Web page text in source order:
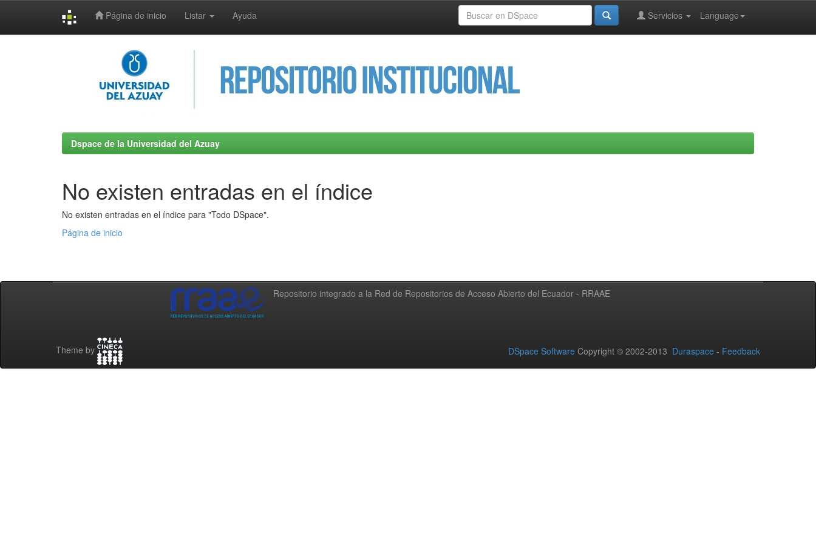
Página de inicio Listar Ayuda Language
Servicios
Dspace de la Universidad del Azuay
No existen entradas en el índice
No existen entradas en el índice para "Todo DSpace".
Página de inicio
Repositorio integrado a la Red de Repositorios de Acceso Abierto del Ecuador - RRAAE
Theme by DSpace Software Copyright © 2002-2013 Duraspace - Feedback